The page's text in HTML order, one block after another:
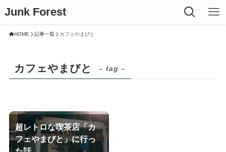
Junk Forest
HOME 記事一覧 カフェやまびと
カフェやまびと – tag –
超レトロな喫茶店「カ
フェやまびと」に行っ